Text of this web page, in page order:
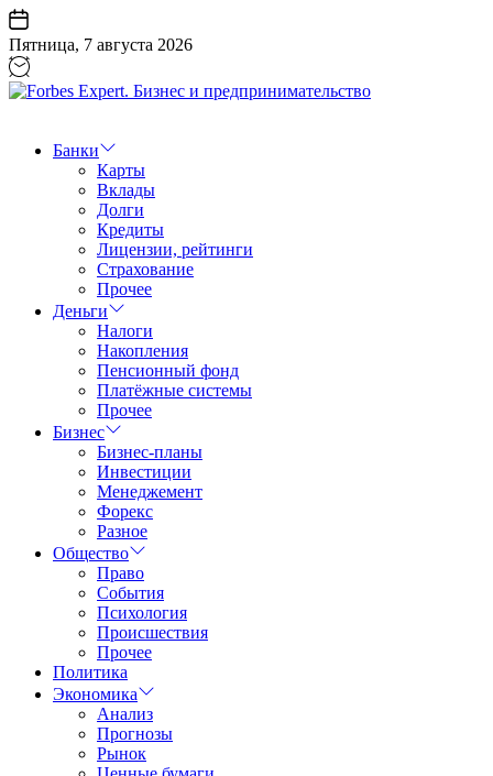
Перейти
к
содержанию
Пятница, 7 августа 2026
Бизнес
предпринимательство
Банки
Карты
Вклады
Долги
Кредиты
Лицензии, рейтинги
Страхование
Прочее
Деньги
Налоги
Накопления
Пенсионный фонд
Платёжные системы
Прочее
Бизнес
Бизнес-планы
Инвестиции
Менеджемент
Форекс
Разное
Общество
Право
События
Психология
Происшествия
Прочее
Политика
Экономика
Анализ
Прогнозы
Рынок